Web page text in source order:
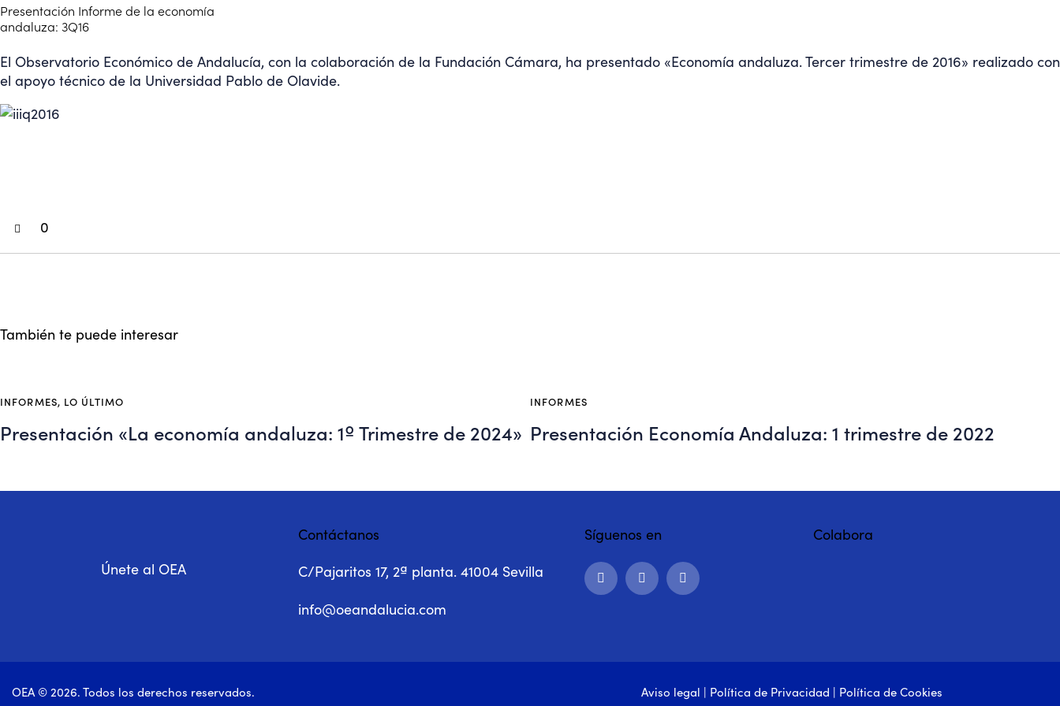
Presentación Informe de la economía
andaluza: 3Q16
El Observatorio Económico de Andalucía, con la colaboración de la Fundación Cámara, ha presentado «Economía andaluza. Tercer trimestre de 2016» realizado con
el apoyo técnico de la Universidad Pablo de Olavide.
0
También te puede interesar
INFORMES, LO ÚLTIMO
Presentación «La economía andaluza: 1º Trimestre de 2024»
INFORMES
Presentación Economía Andaluza: 1 trimestre de 2022
Únete al OEA
Contáctanos
C/Pajaritos 17, 2ª planta. 41004 Sevilla
info@oeandalucia.com
Síguenos en Colabora
OEA © 2026. Todos los derechos reservados. Aviso legal | Política de Privacidad | Política de Cookies